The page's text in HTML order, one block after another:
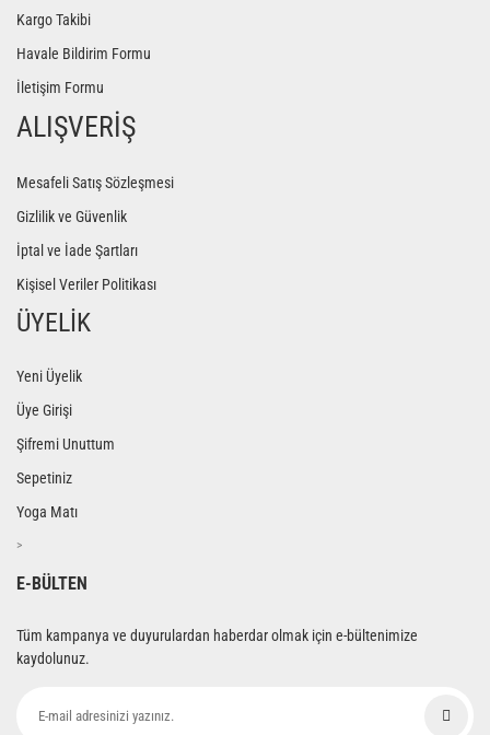
Kargo Takibi
Havale Bildirim Formu
İletişim Formu
ALIŞVERİŞ
Mesafeli Satış Sözleşmesi
Gizlilik ve Güvenlik
İptal ve İade Şartları
Kişisel Veriler Politikası
ÜYELİK
Yeni Üyelik
Üye Girişi
Şifremi Unuttum
Sepetiniz
Yoga Matı
>
E-BÜLTEN
Tüm kampanya ve duyurulardan haberdar olmak için e-bültenimize
kaydolunuz.